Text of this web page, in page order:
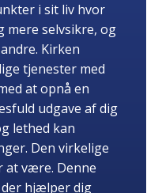
i sit liv hvor
mere selvsikre, og
Kirken
tjenester med
at opnå en
udgave af dig
lethed kan
Den virkelige
at være. Denne
hjælper dig